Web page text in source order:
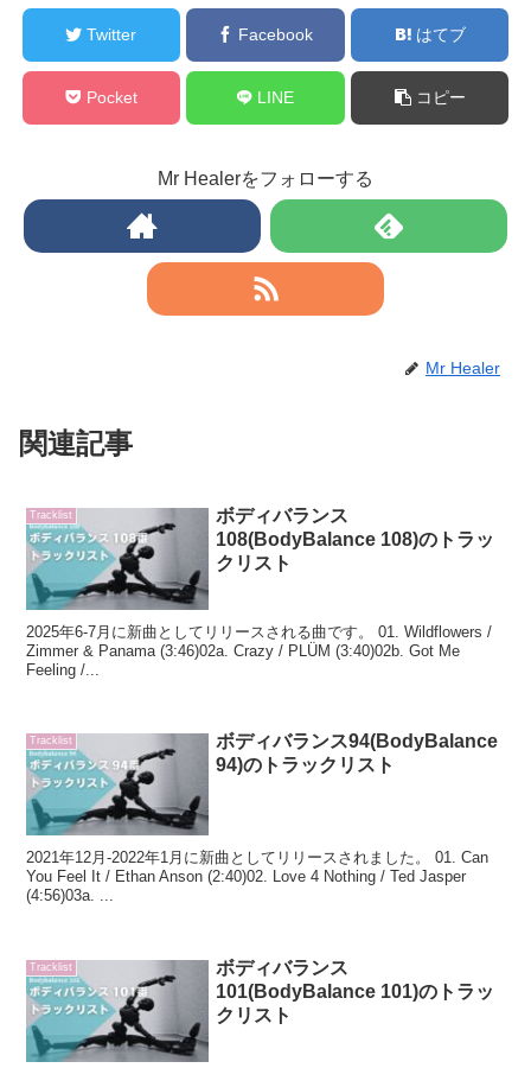
Twitter Facebook はてブ
Pocket LINE コピー
Mr Healerをフォローする
Mr Healer
関連記事
Tracklist
ボディバランス
108(BodyBalance 108)のトラッ
クリスト
2025年6-7月に新曲としてリリースされる曲です。 01. Wildflowers /
Zimmer & Panama (3:46)02a. Crazy / PLÜM (3:40)02b. Got Me
Feeling /...
Tracklist
ボディバランス94(BodyBalance
94)のトラックリスト
2021年12月-2022年1月に新曲としてリリースされました。 01. Can
You Feel It / Ethan Anson (2:40)02. Love 4 Nothing / Ted Jasper
(4:56)03a. ...
Tracklist
ボディバランス
101(BodyBalance 101)のトラッ
クリスト